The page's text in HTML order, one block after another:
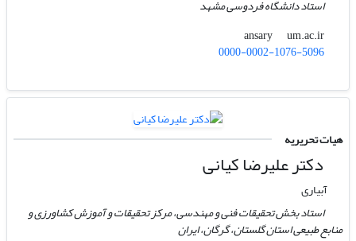
استاد دانشگاه فردوسی مشهد
ansary
um.ac.ir
0000-0002-1076-5096
هیات تحریریه
دکتر علیرضا کیانی
آبیاری
استاد بخش تحقیقات فنی و مهندسی، مرکز تحقیقات و آموزش کشاورزی و
منابع طبیعی استان گلستان، گرگان، ایران